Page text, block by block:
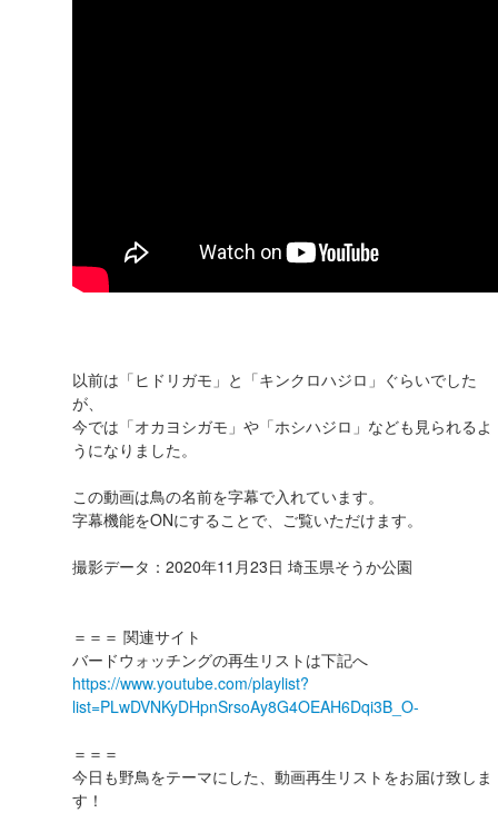
以前は「ヒドリガモ」と「キンクロハジロ」ぐらいでした
が、
今では「オカヨシガモ」や「ホシハジロ」なども見られるよ
うになりました。
この動画は鳥の名前を字幕で入れています。
字幕機能をONにすることで、ご覧いただけます。
撮影データ：2020年11月23日 埼玉県そうか公園
＝＝＝ 関連サイト
バードウォッチングの再生リストは下記へ
https://www.youtube.com/playlist?
list=PLwDVNKyDHpnSrsoAy8G4OEAH6Dqi3B_O-
＝＝＝
今日も野鳥をテーマにした、動画再生リストをお届け致しま
す！